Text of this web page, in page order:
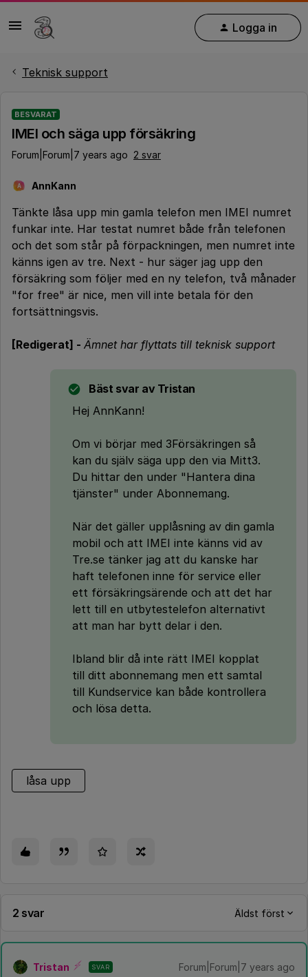
Logga in
Teknisk support
BESVARAT
IMEI och säga upp försäkring
Forum|Forum|7 years ago 2 svar
A AnnKann
Tänkte låsa upp min gamla telefon men IMEI numret
funkar inte. Har testat numret både från telefonen
och det som står på förpackningen, men numret inte
känns igen av tre. Next - hur säger jag upp den
försäkring som följer med en ny telefon, två månader
"for free" är nice, men vill inte betala för den
fortsättningsvis.
[Redigerat] - Ämnet har flyttats till teknisk support
Bäst svar av Tristan
Hej AnnKann!
Om vi börjar med 3Försäkringen så
kan du själv säga upp den via Mitt3.
Du hittar den under "Hantera dina
tjänster" under Abonnemang.
När det gäller upplåsning av din gamla
mobil och att IMEI inte känns vid av
Tre.se tänker jag att du kanske har
haft telefonen inne för service eller
ett försäkringsärende och att det har
lett till en utbytestelefon alternativt
att man har bytt delar i den.
Ibland blir då inte rätt IMEI kopplat
till ditt abonnemang men ett samtal
till Kundservice kan både kontrollera
och lösa detta.
låsa upp
2 svar Äldst först
Tristan SVAR Forum|Forum|7 years ago